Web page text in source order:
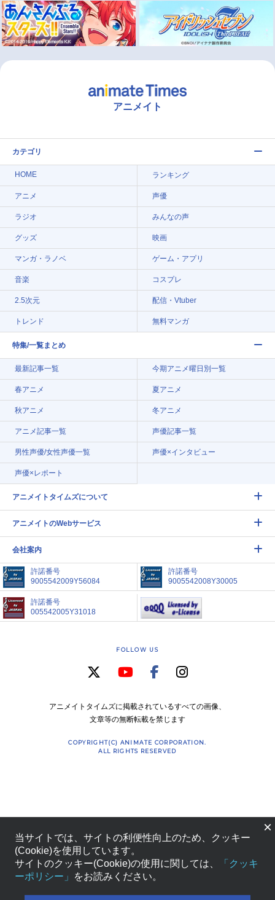
アニメイト
カテゴリ
HOME ランキング
アニメ 声優
ラジオ みんなの声
グッズ 映画
マンガ・ラノベ ゲーム・アプリ
音楽 コスプレ
2.5次元 配信・Vtuber
トレンド 無料マンガ
特集/一覧まとめ
最新記事一覧 今期アニメ曜日別一覧
春アニメ 夏アニメ
秋アニメ 冬アニメ
アニメ記事一覧 声優記事一覧
男性声優/女性声優一覧 声優×インタビュー
声優×レポート
アニメイトタイムズについて
アニメイトのWebサービス
会社案内
許諾番号
9005542009Y56084
許諾番号
9005542008Y30005
許諾番号
005542005Y31018
FOLLOW US
アニメイトタイムズに掲載されているすべての画像、
文章等の無断転載を禁じます
COPYRIGHT(C) ANIMATE CORPORATION.
ALL RIGHTS RESERVED
×
当サイトでは、サイトの利便性向上のため、クッキー
(Cookie)を使用しています。
サイトのクッキー(Cookie)の使用に関しては、
「クッキ
ーポリシー」
をお読みください。